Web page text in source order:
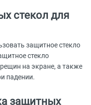
стекол для
защитное стекло
стекло
на экране, а также
падении.
защитных